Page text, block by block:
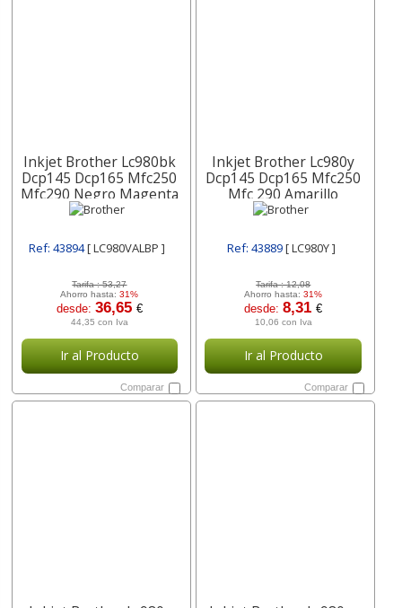
Inkjet Brother Lc980bk
Dcp145 Dcp165 Mfc250
Mfc290 Negro Magenta
Amarillo Cian Pack4
Ref: 43894[ LC980VALBP ]
Tarifa :53,27
Ahorro hasta:31%
desde: 36,65 €
44,35 con Iva
Ir al Producto
Comparar
Inkjet Brother Lc980y
Dcp145 Dcp165 Mfc250
Mfc 290 Amarillo
Ref: 43889[ LC980Y ]
Tarifa :12,08
Ahorro hasta:31%
desde:8,31€
10,06 con Iva
Ir al Producto
Comparar